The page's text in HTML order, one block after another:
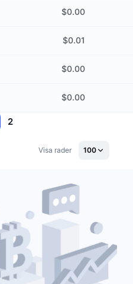
$0.00
$0.01
$0.00
$0.00
2
Visa rader 100